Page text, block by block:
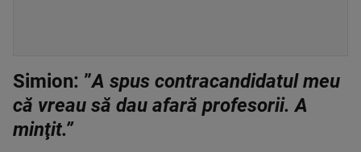
Simion: ”A spus contracandidatul meu
că vreau să dau afară profesorii. A
minţit.”